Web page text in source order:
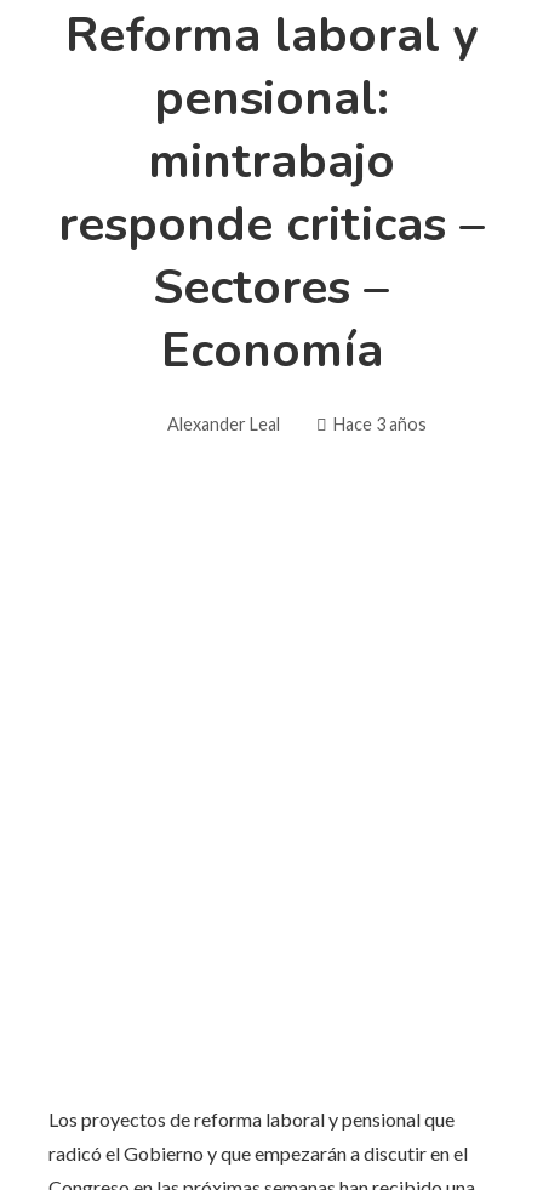
Reforma laboral y
pensional:
mintrabajo
responde criticas –
Sectores –
Economía
Alexander Leal Hace 3 años
Los proyectos de reforma laboral y pensional que
radicó el Gobierno y que empezarán a discutir en el